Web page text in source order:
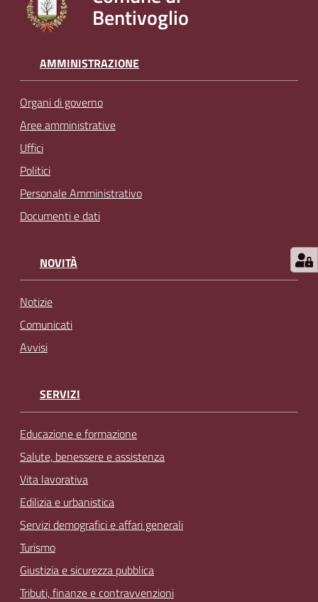
Tutti
gli
Seguici
su
Bentivoglio
AMMINISTRAZIONE
Organi di governo
Aree amministrative
Uffici
Politici
Personale Amministrativo
Documenti e dati
NOVITÀ
Notizie
Comunicati
Avvisi
SERVIZI
Educazione e formazione
Salute, benessere e assistenza
Vita lavorativa
Edilizia e urbanistica
Servizi demografici e affari generali
Turismo
Giustizia e sicurezza pubblica
Tributi, finanze e contravvenzioni